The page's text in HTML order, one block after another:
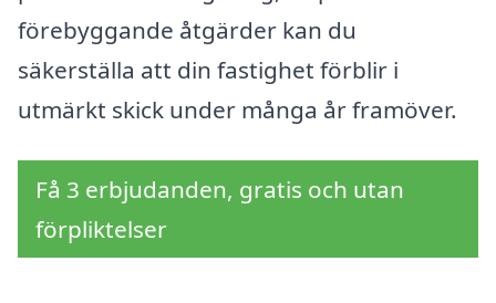
förebyggande åtgärder kan du
säkerställa att din fastighet förblir i
utmärkt skick under många år framöver.
Få 3 erbjudanden, gratis och utan
förpliktelser